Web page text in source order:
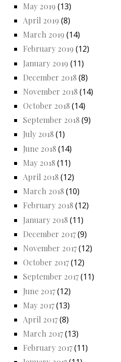
May 2019 (13)
April 2019 (8)
March 2019 (14)
February 2019 (12)
January 2019 (11)
December 2018(8)
November 2018(14)
October 2018(14)
September 2018(9)
July 2018(1)
June 2018(14)
May 2018(11)
April 2018(12)
March 2018(10)
February 2018(12)
January 2018(11)
December 2017(9)
November 2017(12)
October 2017(12)
September 2017(11)
June 2017(12)
May 2017(13)
April 2017(8)
March 2017(13)
February 2017(11)